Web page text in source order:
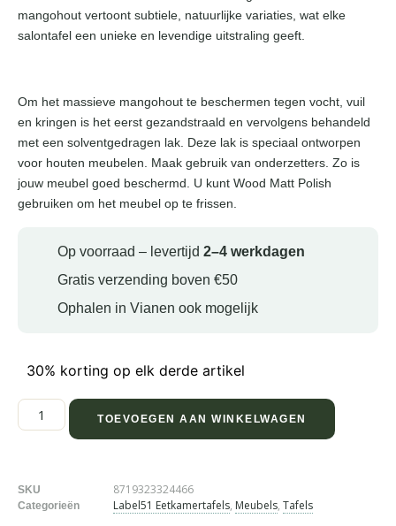
mangohout vertoont subtiele, natuurlijke variaties, wat elke
salontafel een unieke en levendige uitstraling geeft.
Om het massieve mangohout te beschermen tegen vocht, vuil
en kringen is het eerst gezandstraald en vervolgens behandeld
met een solventgedragen lak. Deze lak is speciaal ontworpen
voor houten meubelen. Maak gebruik van onderzetters. Zo is
jouw meubel goed beschermd. U kunt Wood Matt Polish
gebruiken om het meubel op te frissen.
Op voorraad – levertijd 2–4 werkdagen
Gratis verzending boven €50
Ophalen in Vianen ook mogelijk
30% korting op elk derde artikel
TOEVOEGEN AAN WINKELWAGEN
SKU 8719323324466
Categorieën Label51 Eetkamertafels, Meubels, Tafels